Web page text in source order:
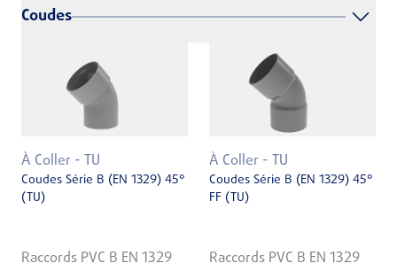
Coudes
À Coller - TU
Coudes Série B (EN 1329) 45°
(TU)
Raccords PVC B EN 1329
À Coller - TU
Coudes Série B (EN 1329) 45°
FF (TU)
Raccords PVC B EN 1329